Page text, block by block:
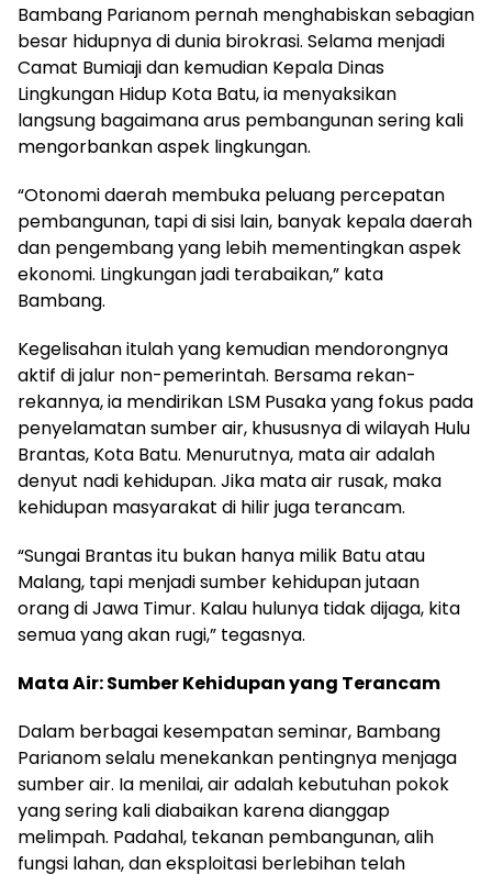
Bambang Parianom pernah menghabiskan sebagian
besar hidupnya di dunia birokrasi. Selama menjadi
Camat Bumiaji dan kemudian Kepala Dinas
Lingkungan Hidup Kota Batu, ia menyaksikan
langsung bagaimana arus pembangunan sering kali
mengorbankan aspek lingkungan.
“Otonomi daerah membuka peluang percepatan
pembangunan, tapi di sisi lain, banyak kepala daerah
dan pengembang yang lebih mementingkan aspek
ekonomi. Lingkungan jadi terabaikan,” kata
Bambang.
Kegelisahan itulah yang kemudian mendorongnya
aktif di jalur non-pemerintah. Bersama rekan-
rekannya, ia mendirikan LSM Pusaka yang fokus pada
penyelamatan sumber air, khususnya di wilayah Hulu
Brantas, Kota Batu. Menurutnya, mata air adalah
denyut nadi kehidupan. Jika mata air rusak, maka
kehidupan masyarakat di hilir juga terancam.
“Sungai Brantas itu bukan hanya milik Batu atau
Malang, tapi menjadi sumber kehidupan jutaan
orang di Jawa Timur. Kalau hulunya tidak dijaga, kita
semua yang akan rugi,” tegasnya.
Mata Air: Sumber Kehidupan yang Terancam
Dalam berbagai kesempatan seminar, Bambang
Parianom selalu menekankan pentingnya menjaga
sumber air. Ia menilai, air adalah kebutuhan pokok
yang sering kali diabaikan karena dianggap
melimpah. Padahal, tekanan pembangunan, alih
fungsi lahan, dan eksploitasi berlebihan telah